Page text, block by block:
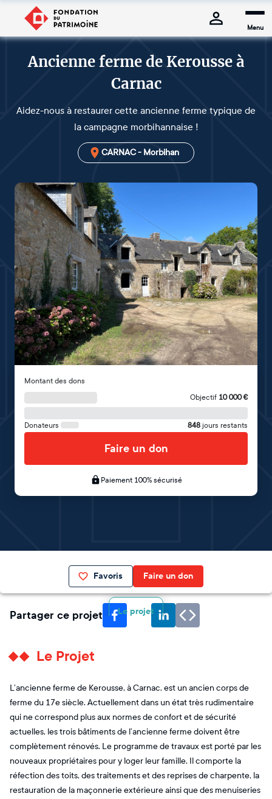
Menu
Ancienne ferme de Kerousse à
Carnac
Aidez-nous à restaurer cette ancienne ferme typique de
la campagne morbihannaise !
CARNAC - Morbihan
Montant des dons
Objectif 10 000€
Donateurs 848 jours restants
Faire un don
Paiement 100% sécurisé
Favoris Faire un don
Le projet
Partager ce projet
Le Projet
L’ancienne ferme de Kerousse, à Carnac, est un ancien corps de
ferme du 17e siècle. Actuellement dans un état très rudimentaire
qui ne correspond plus aux normes de confort et de sécurité
actuelles, les trois bâtiments de l’ancienne ferme doivent être
complètement rénovés. Le programme de travaux est porté par les
nouveaux propriétaires pour y loger leur famille. Il comporte la
réfection des toits, des traitements et des reprises de charpente, la
restauration de la maçonnerie extérieure ainsi que des menuiseries